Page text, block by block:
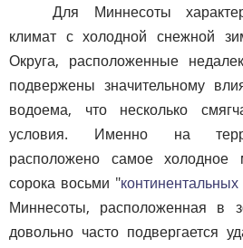
Для Миннесоты
климат с холодной снежной
Округа, расположенные
подвержены значительному
водоема, что несколько
условия. Именно на
расположено самое холодное
сорока восьми "
Миннесоты, расположенная в
довольно часто подвергается